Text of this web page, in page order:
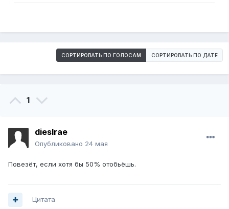
СОРТИРОВАТЬ ПО ГОЛОСАМ СОРТИРОВАТЬ ПО ДАТЕ
1
diesIrae
Опубликовано 24 мая
Повезёт, если хотя бы 50% отобьёшь.
Цитата